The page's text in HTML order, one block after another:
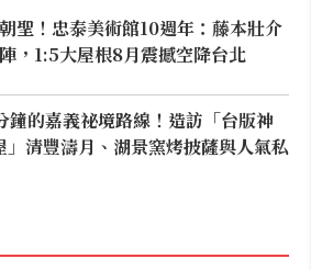
聖！忠泰美術館10週年：藤本壯介
，1:5大屋根8月震撼空降台北
鐘的嘉義祕境路線！造訪「台版神
」清豐濤月、湖景窯烤披薩與人氣私